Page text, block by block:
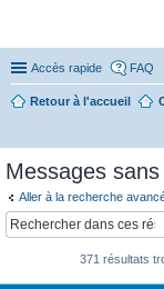
Accès rapide FAQ
Retour à l'accueil
Messages
Aller à la recherche
371 résultats